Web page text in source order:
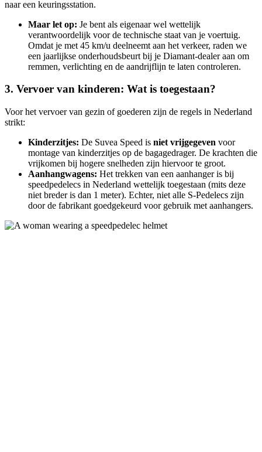
naar een keuringsstation.
Maar let op: Je bent als eigenaar wel wettelijk
verantwoordelijk voor de technische staat van je voertuig.
Omdat je met 45 km/u deelneemt aan het verkeer, raden we
een jaarlijkse onderhoudsbeurt bij je Diamant-dealer aan om
remmen, verlichting en de aandrijflijn te laten controleren.
3. Vervoer van kinderen: Wat is toegestaan?
Voor het vervoer van gezin of goederen zijn de regels in Nederland
strikt:
Kinderzitjes: De Suvea Speed is niet vrijgegeven voor
montage van kinderzitjes op de bagagedrager. De krachten die
vrijkomen bij hogere snelheden zijn hiervoor te groot.
Aanhangwagens: Het trekken van een aanhanger is bij
speedpedelecs in Nederland wettelijk toegestaan (mits deze
niet breder is dan 1 meter). Echter, niet alle S-Pedelecs zijn
door de fabrikant goedgekeurd voor gebruik met aanhangers.